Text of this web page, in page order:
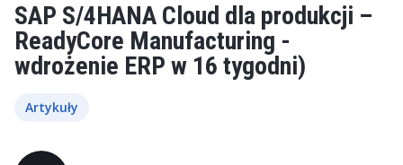
SAP S/4HANA Cloud dla produkcji –
ReadyCore Manufacturing -
wdrożenie ERP w 16 tygodni)
Artykuły